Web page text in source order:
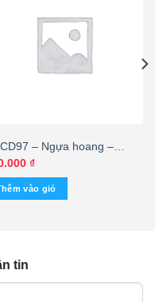
– Ngựa hoang –
Hưng @ – cái
₫
vào giỏ
tin